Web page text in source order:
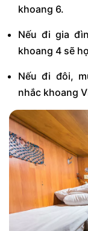
khoang 6.
Nếu đi gia
khoang 4 sẽ
Nếu đi đôi,
nhắc khoang